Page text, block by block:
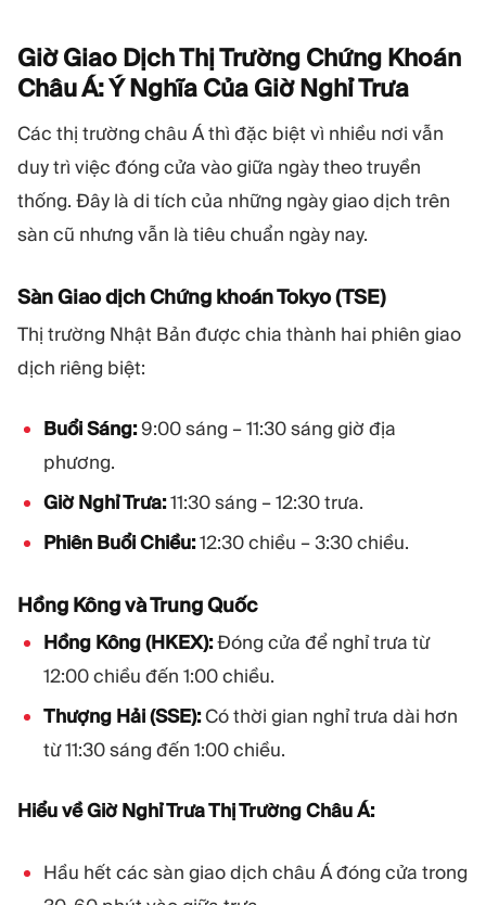
Giờ Giao Dịch Thị Trường Chứng Khoán
Châu Á: Ý Nghĩa Của Giờ NghỉTrưa
Các thị trường châu Á thì đặc biệt vì nhiều nơi vẫn
duy trì việc đóng cửa vào giữa ngày theo truyền
thống. Đây là di tích của những ngày giao dịch trên
sàn cũ nhưng vẫn là tiêu chuẩn ngày nay.
Sàn Giao dịch Chứng khoán Tokyo (TSE)
Thị trường Nhật Bản được chia thành hai phiên giao
dịch riêng biệt:
Buổi Sáng:9:00 sáng – 11:30 sáng giờ địa
phương.
Giờ Nghỉ Trưa:11:30 sáng – 12:30 trưa.
Phiên Buổi Chiều:12:30 chiều – 3:30 chiều.
Hồng Kông và Trung Quốc
Hồng Kông (HKEX):Đóng cửa để nghỉ trưa từ
12:00 chiều đến 1:00 chiều.
Thượng Hải (SSE):Có thời gian nghỉ trưa dài hơn
từ 11:30 sáng đến 1:00 chiều.
Hiểu về Giờ Nghỉ Trưa Thị Trường Châu Á:
Hầu hết các sàn giao dịch châu Á đóng cửa trong